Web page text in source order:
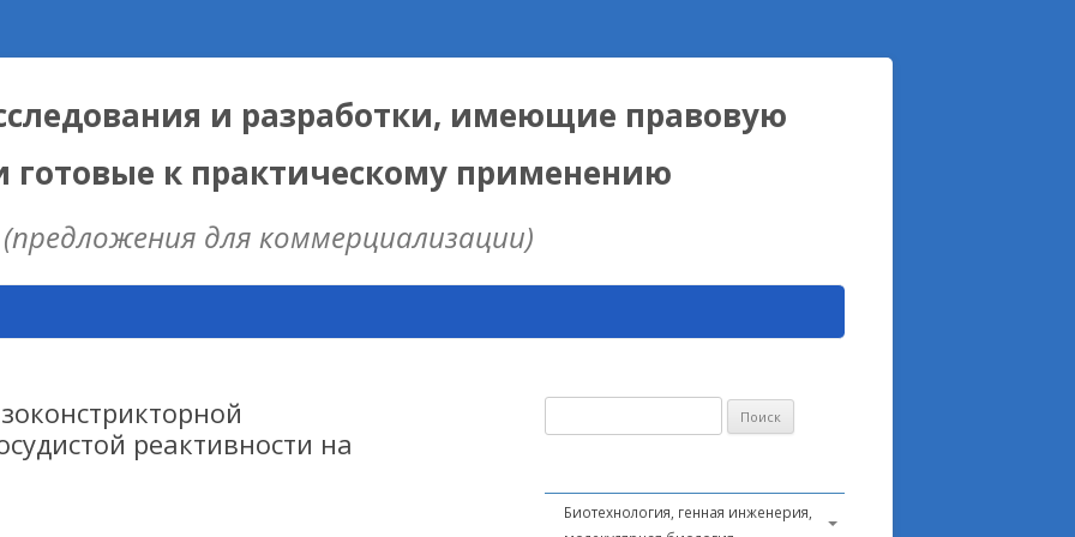
и разработки, имеющие правовую
готовые к практическому применению
(предложения для коммерциализации)
Skip
реактивности на
Биотехнология, генная инженерия,